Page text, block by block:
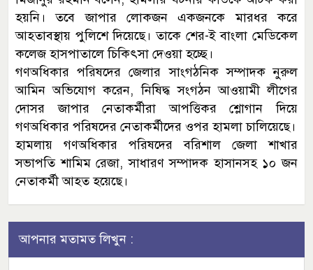
হয়নি। তবে জাপার লোকজন একজনকে মারধর করে
আহতাবস্থায় পুলিশে দিয়েছে। তাকে শের-ই বাংলা মেডিকেল
কলেজ হাসপাতালে চিকিৎসা দেওয়া হচ্ছে।
গণঅধিকার পরিষদের জেলার সাংগঠনিক সম্পাদক নুরুল
আমিন অভিযোগ করেন, নিষিদ্ধ সংগঠন আওয়ামী লীগের
দোসর জাপার নেতাকর্মীরা আপত্তিকর শ্লোগান দিয়ে
গণঅধিকার পরিষদের নেতাকর্মীদের ওপর হামলা চালিয়েছে।
হামলায় গণঅধিকার পরিষদের বরিশাল জেলা শাখার
সভাপতি শামিম রেজা, সাধারণ সম্পাদক হাসানসহ ১০ জন
নেতাকর্মী আহত হয়েছে।
আপনার মতামত লিখুন :